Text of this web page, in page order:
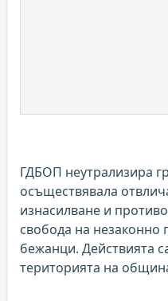
ГДБОП неутрализира
осъществявала
изнасилване и
свобода на незаконно
бежанци. Действията
територията на